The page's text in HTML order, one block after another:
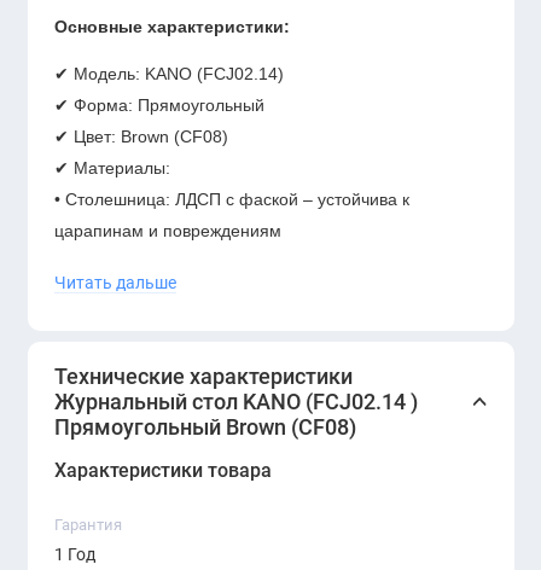
Основные характеристики:
✔ Модель: KANO (FCJ02.14)
✔ Форма: Прямоугольный
✔ Цвет: Brown (CF08)
✔ Материалы:
• Столешница: ЛДСП с фаской – устойчива к
царапинам и повреждениям
надежность и устойчивость
• Глубина:600 мм
•Высота: 450мм
•Регулируемые ножки– скрытая система для
✔Изготовитель:
Читать дальше
Технические характеристики
Журнальный стол KANO (FCJ02.14 )
Прямоугольный Brown (CF08)
Характеристики товара
Гарантия
1 Год